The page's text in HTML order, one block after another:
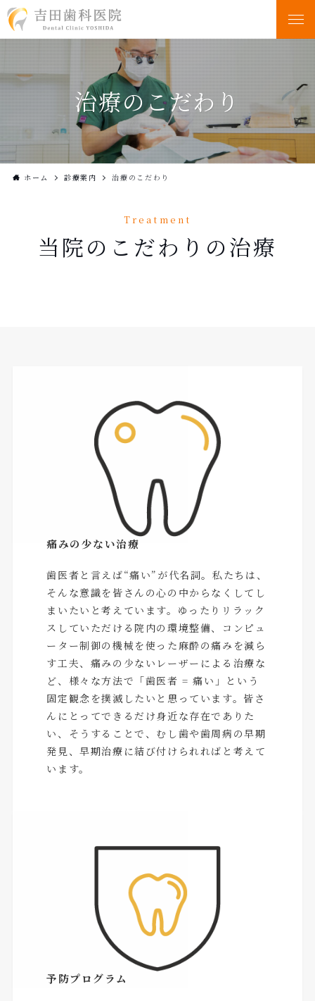
治療のこだわり
ホーム 診療案内 治療のこだわり
Treatment
当院のこだわりの治療
痛みの少ない治療
歯医者と言えば“痛い”が代名詞。私たちは、
そんな意識を皆さんの心の中からなくしてし
まいたいと考えています。ゆったりリラック
スしていただける院内の環境整備、コンピュ
ーター制御の機械を使った麻酔の痛みを減ら
す工夫、痛みの少ないレーザーによる治療な
ど、様々な方法で「歯医者 = 痛い」という
固定観念を撲滅したいと思っています。皆さ
んにとってできるだけ身近な存在でありた
い、そうすることで、むし歯や歯周病の早期
発見、早期治療に結び付けられればと考えて
います。
予防プログラム